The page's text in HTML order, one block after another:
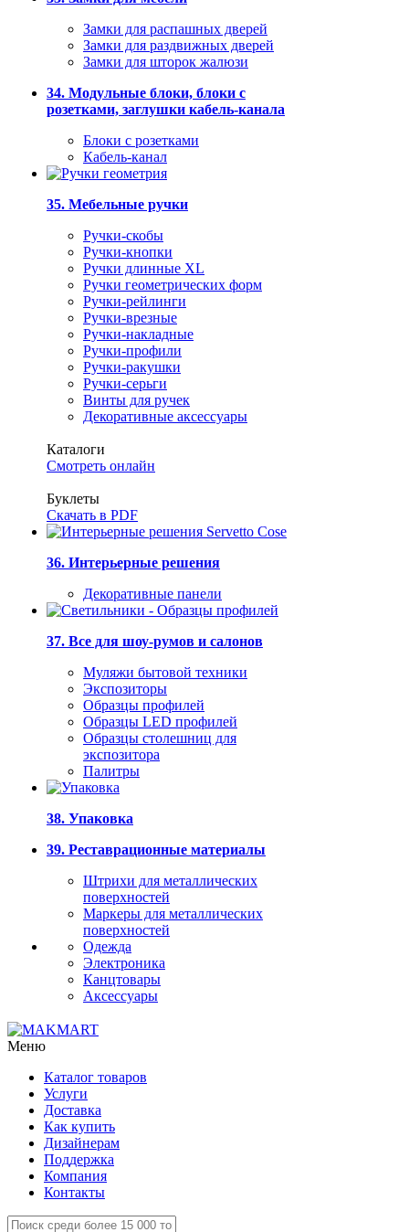
Замки для распашных дверей
Замки для раздвижных дверей
Замки для шторок жалюзи
34. Модульные блоки, блоки с
розетками, заглушки кабель-канала
Блоки с розетками
Кабель-канал
35. Мебельные ручки
Ручки-скобы
Ручки-кнопки
Ручки длинные XL
Ручки геометрических форм
Ручки-рейлинги
Ручки-врезные
Ручки-накладные
Ручки-профили
Ручки-ракушки
Ручки-серьги
Винты для ручек
Декоративные аксессуары
Каталоги
Смотреть онлайн
Буклеты
Скачать в PDF
36. Интерьерные решения
Декоративные панели
37. Все для шоу-румов и салонов
Муляжи бытовой техники
Экспозиторы
Образцы профилей
Образцы LED профилей
Образцы столешниц для
экспозитора
Палитры
38. Упаковка
39. Реставрационные материалы
Штрихи для металлических
поверхностей
Маркеры для металлических
поверхностей
Одежда
Электроника
Канцтовары
Аксессуары
Меню
Каталог товаров
Услуги
Доставка
Как купить
Дизайнерам
Поддержка
Компания
Контакты